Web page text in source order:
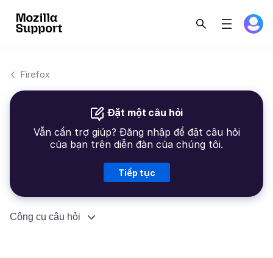
Firefox
Đặt một câu hỏi
Vẫn cần trợ giúp? Đăng nhập để đặt câu hỏi
của bạn trên diễn đàn của chúng tôi.
Tiếp tục
Công cụ câu hỏi